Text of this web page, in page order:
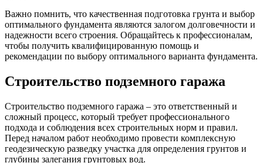
Важно помнить, что качественная подготовка грунта и выбор
оптимального фундамента являются залогом долговечности и
надежности всего строения. Обращайтесь к профессионалам,
чтобы получить квалифицированную помощь и
рекомендации по выбору оптимального варианта фундамента.
Строительство подземного гаража
Строительство подземного гаража – это ответственный и
сложный процесс, который требует профессионального
подхода и соблюдения всех строительных норм и правил.
Перед началом работ необходимо провести комплексную
геодезическую разведку участка для определения грунтов и
глубины залегания грунтовых вод.